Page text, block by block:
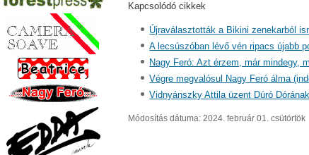
Kapcsolódó cikkek
Újraválasztották a Bikini zenekarból
A lecsúszóban lévő vén ripacs újabb
Nagy Feró: Azt érzem, már mindegy,
Végre megvalósul Nagy Feró álma
Vidnyánszky Attila üzent Dúró
Módosítás dátuma: 2024. február 01. csütörtök